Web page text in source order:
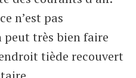
n’est pas
peut très bien faire
tiède recouvert